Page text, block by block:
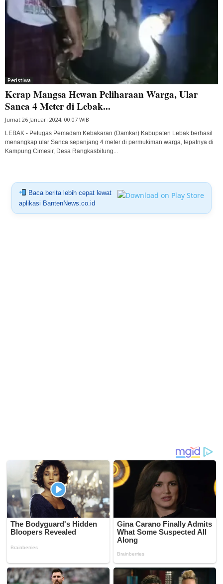
Peristiwa
Kerap Mangsa Hewan Peliharaan Warga, Ular
Sanca 4 Meter di Lebak...
Jumat 26 Januari 2024, 00:07 WIB
LEBAK - Petugas Pemadam Kebakaran (Damkar) Kabupaten Lebak berhasil
menangkap ular Sanca sepanjang 4 meter di permukiman warga, tepatnya di
Kampung Cimesir, Desa Rangkasbitung...
Baca berita lebih cepat lewat
aplikasi BantenNews.co.id